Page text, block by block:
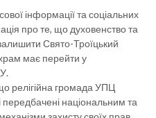
інформації та соціальних
про те, що духовенство та
Свято-Троїцький
має перейти у
релігійна громада УПЦ
передбачені національним та